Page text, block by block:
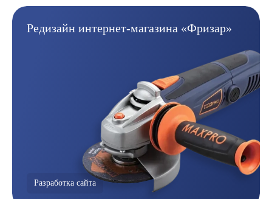
Редизайн интернет-магазина «Фризар»
Разработка сайта